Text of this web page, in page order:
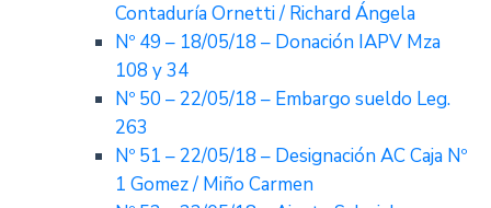
Contaduría Ornetti / Richard Ángela
Nº 49 – 18/05/18 – Donación IAPV Mza
108 y 34
Nº 50 – 22/05/18 – Embargo sueldo Leg.
263
Nº 51 – 22/05/18 – Designación AC Caja Nº
1 Gomez / Miño Carmen